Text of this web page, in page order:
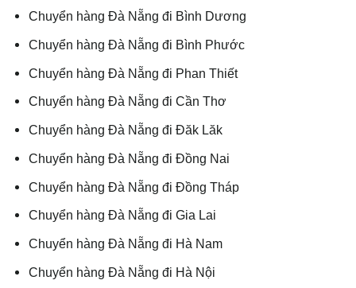
Chuyển hàng Đà Nẵng đi Bình Dương
Chuyển hàng Đà Nẵng đi Bình Phước
Chuyển hàng Đà Nẵng đi Phan Thiết
Chuyển hàng Đà Nẵng đi Cần Thơ
Chuyển hàng Đà Nẵng đi Đăk Lăk
Chuyển hàng Đà Nẵng đi Đồng Nai
Chuyển hàng Đà Nẵng đi Đồng Tháp
Chuyển hàng Đà Nẵng đi Gia Lai
Chuyển hàng Đà Nẵng đi Hà Nam
Chuyển hàng Đà Nẵng đi Hà Nội